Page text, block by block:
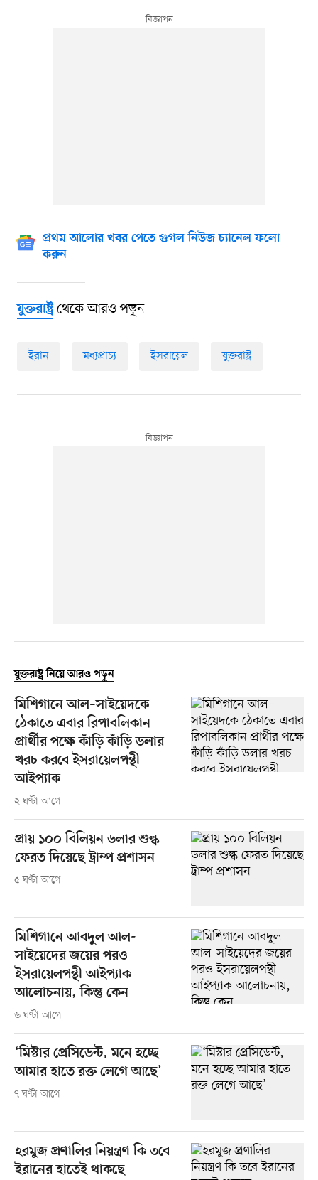
প্রথম আলোর খবর পেতে গুগল নিউজ চ্যানেল ফলো
করুন
যুক্তরাষ্ট্রথেকে আরও পড়ুন
ইরান মধ্যপ্রাচ্য ইসরায়েল যুক্তরাষ্ট্র
যুক্তরাষ্ট্র নিয়ে আরও পড়ুন
মিশিগানে আল–সাইয়েদকে
ঠেকাতে এবার রিপাবলিকান
প্রার্থীর পক্ষে কাঁড়ি কাঁড়ি ডলার
খরচ করবে ইসরায়েলপন্থী
আইপ্যাক
২ ঘণ্টা আগে
প্রায় ১০০ বিলিয়ন ডলার শুল্ক
ফেরত দিয়েছে ট্রাম্প প্রশাসন
৫ ঘণ্টা আগে
মিশিগানে আবদুল আল-
সাইয়েদের জয়ের পরও
ইসরায়েলপন্থী আইপ্যাক
আলোচনায়, কিন্তু কেন
৬ ঘণ্টা আগে
‘মিস্টার প্রেসিডেন্ট, মনে হচ্ছে
আমার হাতে রক্ত লেগে আছে’
৭ ঘণ্টা আগে
হরমুজ প্রণালির নিয়ন্ত্রণ কি তবে
ইরানের হাতেই থাকছে